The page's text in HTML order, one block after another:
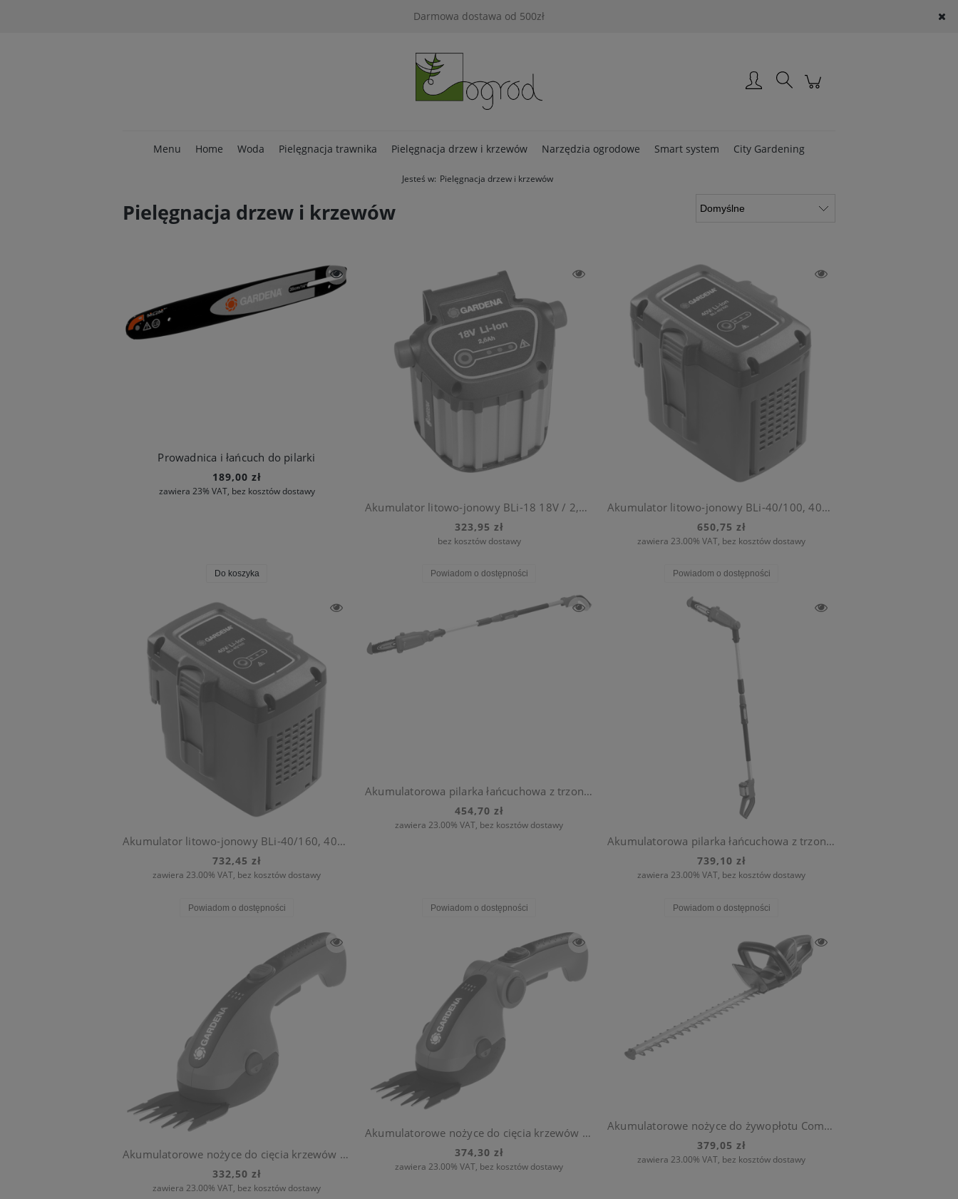
Darmowa dostawa od 500zł
Menu Home Woda Pielęgnacja trawnika Pielęgnacja drzew i krzewów Narzędzia ogrodowe Smart system City Gardening
Jesteś w: Pielęgnacja drzew i krzewów
Pielęgnacja drzew i krzewów
Prowadnica i łańcuch do pilarki
189,00 zł
zawiera 23% VAT, bez kosztów dostawy
Do koszyka
Akumulator litowo-jonowy BLi-18 18V / 2,6 Ah
323,95 zł
bez kosztów dostawy
Powiadom o dostępności
Akumulator litowo-jonowy BLi-40/100, 40V / 2,6 Ah
650,75 zł
zawiera 23.00% VAT, bez kosztów dostawy
Powiadom o dostępności
Akumulator litowo-jonowy BLi-40/160, 40V / 4,2 Ah
732,45 zł
zawiera 23.00% VAT, bez kosztów dostawy
Powiadom o dostępności
Akumulatorowa pilarka łańcuchowa z trzonkiem teleskopowym TCS Li-18/20 (bez akumulatora)
454,70 zł
zawiera 23.00% VAT, bez kosztów dostawy
Powiadom o dostępności
Akumulatorowa pilarka łańcuchowa z trzonkiem teleskopowym TCS Li-18/20 (z akumulatorem)
739,10 zł
zawiera 23.00% VAT, bez kosztów dostawy
Powiadom o dostępności
Akumulatorowe nożyce do cięcia krzewów i brzegów trawnika ClassicCut - zestaw
332,50 zł
zawiera 23.00% VAT, bez kosztów dostawy
Akumulatorowe nożyce do cięcia krzewów i brzegów trawnika ComfortCut - zestaw
374,30 zł
zawiera 23.00% VAT, bez kosztów dostawy
Akumulatorowe nożyce do żywopłotu ComfortCut Li-18/50 (bez akumulatora)
379,05 zł
zawiera 23.00% VAT, bez kosztów dostawy